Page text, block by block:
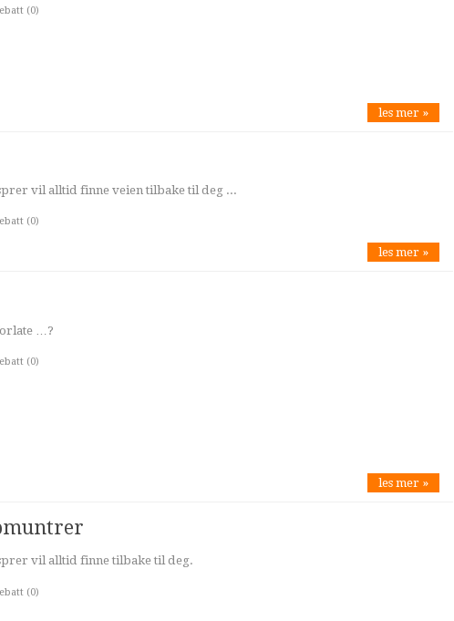
(0)
les mer »
vil alltid finne veien tilbake til deg ...
(0)
les mer »
…?
(0)
les mer »
vil alltid finne tilbake til deg.
(0)